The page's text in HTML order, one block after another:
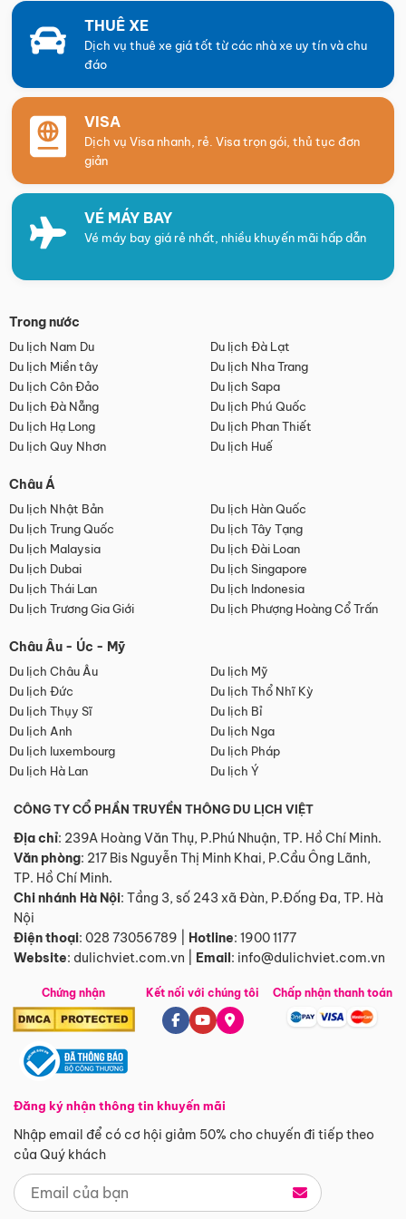
THUÊ XE
Dịch vụ thuê xe giá tốt từ các nhà xe uy tín và chu
đáo
VISA
Dịch vụ Visa nhanh, rẻ. Visa trọn gói, thủ tục đơn
giản
VÉ MÁY BAY
Vé máy bay giá rẻ nhất, nhiều khuyến mãi hấp dẫn
Trong nước
Du lịch Nam Du
Du lịch Đà Lạt
Du lịch Miền tây
Du lịch Nha Trang
Du lịch Côn Đảo
Du lịch Sapa
Du lịch Đà Nẵng
Du lịch Phú Quốc
Du lịch Hạ Long
Du lịch Phan Thiết
Du lịch Quy Nhơn
Du lịch Huế
Châu Á
Du lịch Nhật Bản
Du lịch Hàn Quốc
Du lịch Trung Quốc
Du lịch Tây Tạng
Du lịch Malaysia
Du lịch Đài Loan
Du lịch Dubai
Du lịch Singapore
Du lịch Thái Lan
Du lịch Indonesia
Du lịch Trương Gia Giới
Du lịch Phượng Hoàng Cổ Trấn
Châu Âu - Úc - Mỹ
Du lịch Châu Âu
Du lịch Mỹ
Du lịch Đức
Du lịch Thổ Nhĩ Kỳ
Du lịch Thụy Sĩ
Du lịch Bỉ
Du lịch Anh
Du lịch Nga
Du lịch luxembourg
Du lịch Pháp
Du lịch Hà Lan
Du lịch Ý
CÔNG TY CỔ PHẦN TRUYỀN THÔNG DU LỊCH VIỆT
Địa chỉ: 239A Hoàng Văn Thụ, P.Phú Nhuận, TP. Hồ Chí Minh.
Văn phòng: 217 Bis Nguyễn Thị Minh Khai, P.Cầu Ông Lãnh,
TP. Hồ Chí Minh.
Chi nhánh Hà Nội: Tầng 3, số 243 xã Đàn, P.Đống Đa, TP. Hà
Nội
Điện thoại: 028 73056789 Hotline: 1900 1177
Website: dulichviet.com.vn Email: info@dulichviet.com.vn
Chứng nhận
Đăng ký nhận thông tin khuyến mãi
Nhập email để có cơ hội giảm 50% cho chuyến đi tiếp theo
của Quý khách
Kết nối với chúng tôi Chấp nhận thanh toán